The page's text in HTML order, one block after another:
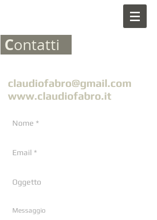
claudiofabro@gmail.com
www.claudiofabro.it
Contatti